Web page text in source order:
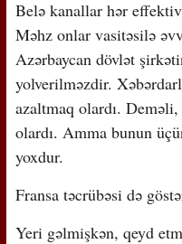
Belə kanallar hər
Məhz onlar vasitəsilə
Azərbaycan dövlət
yolverilməzdir.
azaltmaq olardı. Deməli,
olardı. Amma bunun
yoxdur.
Fransa təcrübəsi də
Yeri gəlmişkən, qeyd